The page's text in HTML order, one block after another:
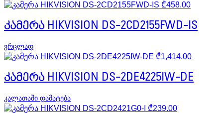
₾458.00
კამერა HIKVISION DS-2CD2155FWD-IS
ვრცლად
₾1,414.00
კამერა HIKVISION DS-2DE4225IW-DE
კალათაში დამატება
₾239.00